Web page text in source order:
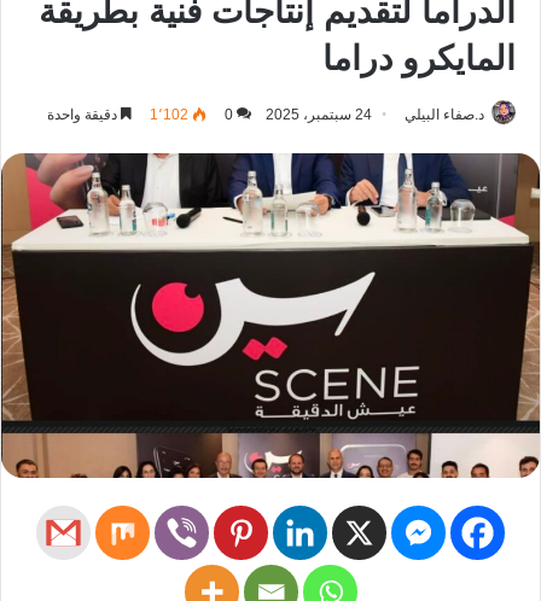
الدراما لتقديم إنتاجات فنية بطريقة
المايكرو دراما
د.صفاء البيلي 24 سبتمبر، 2025 0 1٬102 دقيقة واحدة